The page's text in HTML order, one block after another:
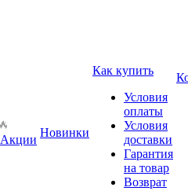
Акции
Новинки
Как купить
Условия
оплаты
Условия
доставки
Гарантия
на товар
Возврат